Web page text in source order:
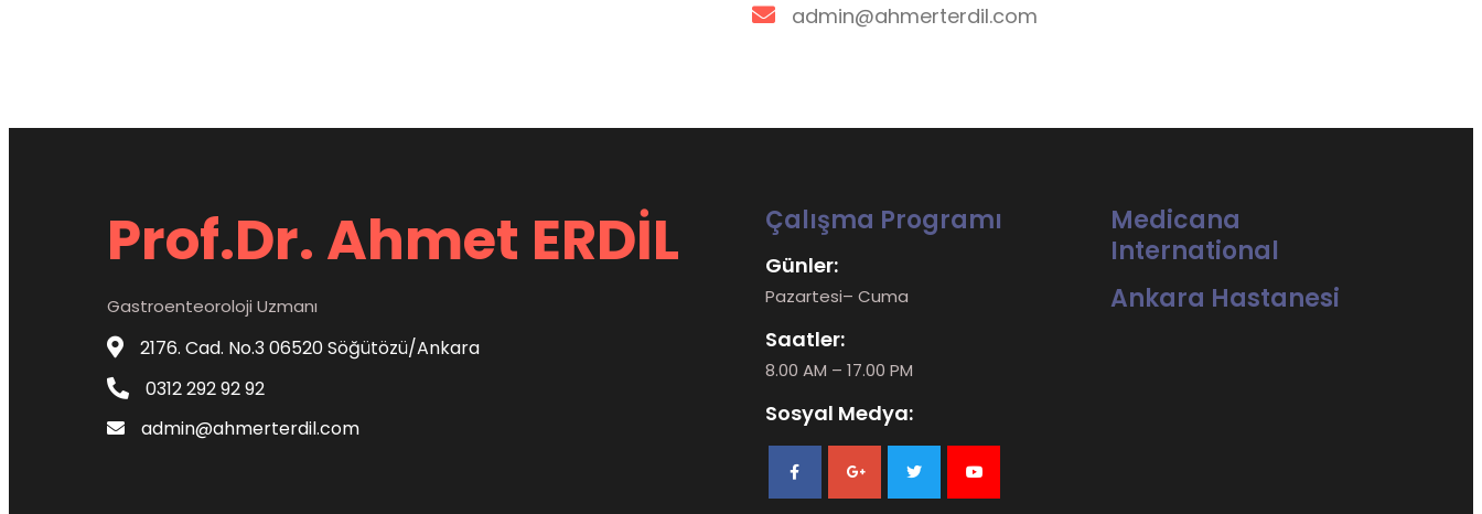
admin@ahmerterdil.com
Prof.Dr. Ahmet ERDİL
Gastroenteoroloji Uzmanı
2176. Cad. No.3 06520 Söğütözü/Ankara
0312 292 92 92
admin@ahmerterdil.com
Çalışma Programı
Günler:
Pazartesi– Cuma
Saatler:
8.00 AM – 17.00 PM
Sosyal Medya:
Medicana
International
Ankara Hastanesi